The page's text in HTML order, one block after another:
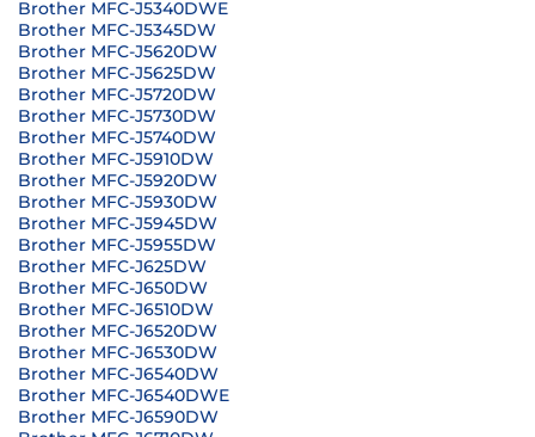
Brother MFC-J5340DWE
Brother MFC-J5345DW
Brother MFC-J5620DW
Brother MFC-J5625DW
Brother MFC-J5720DW
Brother MFC-J5730DW
Brother MFC-J5740DW
Brother MFC-J5910DW
Brother MFC-J5920DW
Brother MFC-J5930DW
Brother MFC-J5945DW
Brother MFC-J5955DW
Brother MFC-J625DW
Brother MFC-J650DW
Brother MFC-J6510DW
Brother MFC-J6520DW
Brother MFC-J6530DW
Brother MFC-J6540DW
Brother MFC-J6540DWE
Brother MFC-J6590DW